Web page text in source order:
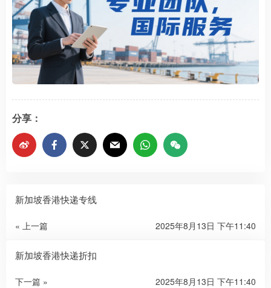
分享：
新加坡香港快递专线
« 上一篇 2025年8月13日 下午11:40
新加坡香港快递折扣
下一篇 » 2025年8月13日 下午11:40